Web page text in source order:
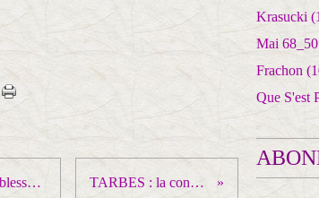
Dernière minute. Nice, la manifestante Gilet Jaune blessée est dans le coma, la famille va porter plainte TARBES : la convergence en marche
Krasucki
Mai 68_50
Frachon
Que S'est